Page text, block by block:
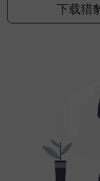
下载猎